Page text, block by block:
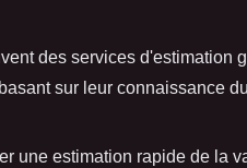
des services d'estimation
sur leur connaissance
une estimation rapide de la